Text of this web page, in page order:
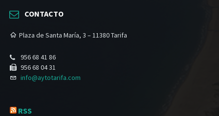
CONTACTO
Plaza de Santa María, 3 – 11380 Tarifa
956 68 41 86
956 68 04 31
info@aytotarifa.com
RSS